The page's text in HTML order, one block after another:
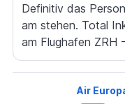
Definitiv das
am stehen. Total
am Flughafen ZRH
in der Lounge und
Zone
Air